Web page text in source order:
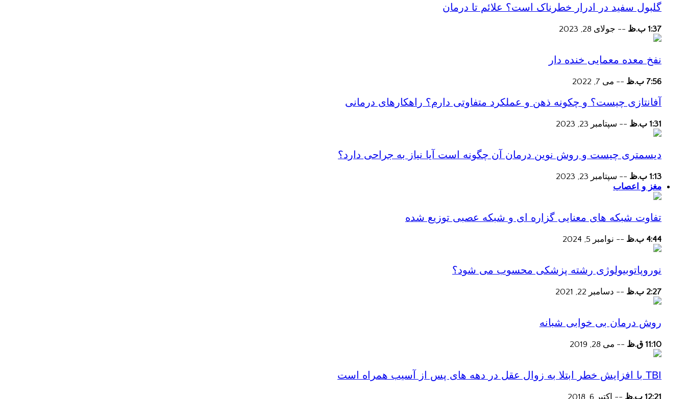
گلبول سفید در ادرار خطرناک است؟ علائم تا درمان
1:37 ب.ظ -- جولای 28, 2023
نفخ معده معمایی خنده دار
7:56 ب.ظ -- می 7, 2022
آفانتازی چیست؟ و چکونه ذهن و عملکرد متفاوتی دارم؟ راهکارهای درمانی
1:31 ب.ظ -- سپتامبر 23, 2023
دیسمتری چیست و روش نوین درمان آن چگونه است آیا نیاز به جراحی دارد؟
1:13 ب.ظ -- سپتامبر 23, 2023
مغز و اعصاب
تفاوت شبکه های معنایی گزاره ای و شبکه عصبی توزیع شده
4:44 ب.ظ -- نوامبر 5, 2024
نوروپاتوبیولوژی رشته پزشکی محسوب می شود؟
2:27 ب.ظ -- دسامبر 22, 2021
روش درمان بی خوابی شبانه
11:10 ق.ظ -- می 28, 2019
TBI با افزایش خطر ابتلا به زوال عقل در دهه های پس از آسیب همراه است
12:21 ب.ظ -- اکتبر 6, 2018